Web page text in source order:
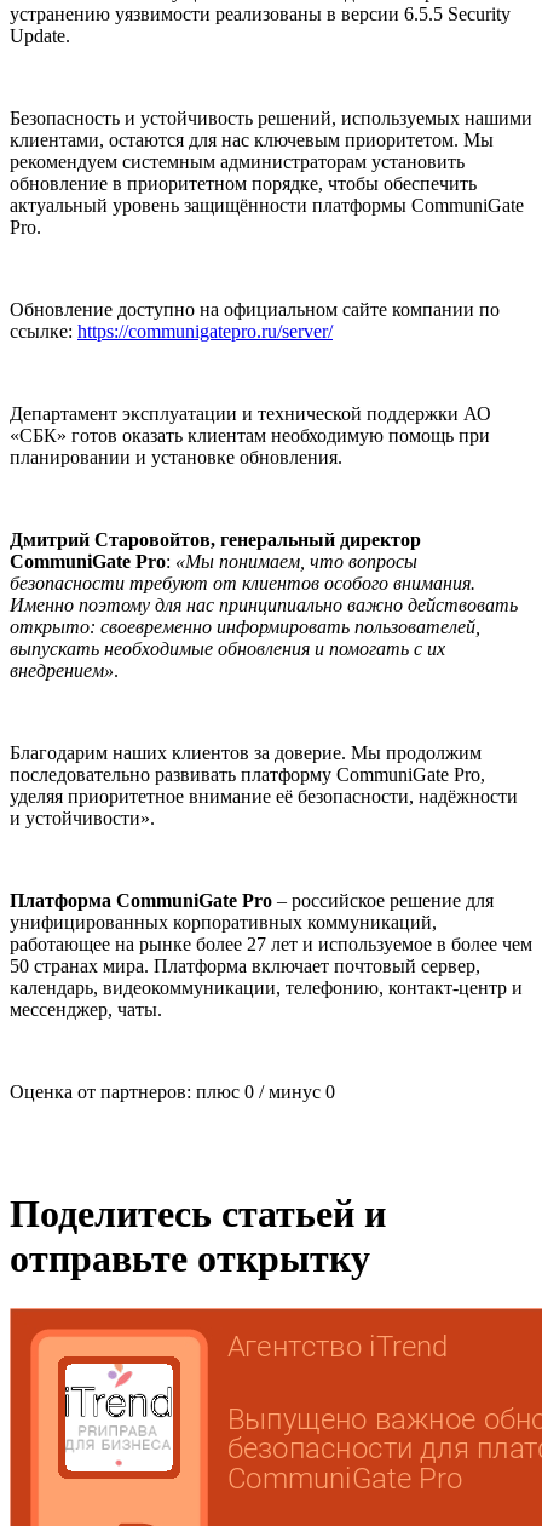
устранению уязвимости реализованы в версии 6.5.5 Security
Update.
Безопасность и устойчивость решений, используемых нашими
клиентами, остаются для нас ключевым приоритетом. Мы
рекомендуем системным администраторам установить
обновление в приоритетном порядке, чтобы обеспечить
актуальный уровень защищённости платформы CommuniGate
Pro.
Обновление доступно на официальном сайте компании по
ссылке: https://communigatepro.ru/server/
Департамент эксплуатации и технической поддержки АО
«СБК» готов оказать клиентам необходимую помощь при
планировании и установке обновления.
Дмитрий Старовойтов, генеральный директор
CommuniGate Pro: «Мы понимаем, что вопросы
безопасности требуют от клиентов особого внимания.
Именно поэтому для нас принципиально важно действовать
открыто: своевременно информировать пользователей,
выпускать необходимые обновления и помогать с их
внедрением».
Благодарим наших клиентов за доверие. Мы продолжим
последовательно развивать платформу CommuniGate Pro,
уделяя приоритетное внимание её безопасности, надёжности
и устойчивости».
Платформа CommuniGate Pro – российское решение для
унифицированных корпоративных коммуникаций,
работающее на рынке более 27 лет и используемое в более чем
50 странах мира. Платформа включает почтовый сервер,
календарь, видеокоммуникации, телефонию, контакт-центр и
мессенджер, чаты.
Оценка от партнеров: плюс 0 / минус 0
Поделитесь статьей и
отправьте открытку